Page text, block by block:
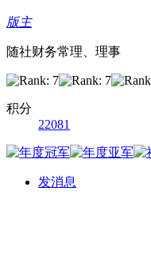
版主
随社财务常理、理事
积分
22081
发消息